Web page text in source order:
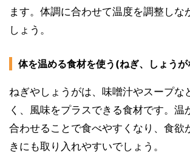
ます。体調に合わせて温度を調整しな
しょう。
体を温める食材を使う(ねぎ、しょうが
ねぎやしょうがは、味噌汁やスープな
く、風味をプラスできる食材です。温
合わせることで食べやすくなり、食欲
きにも取り入れやすいでしょう。